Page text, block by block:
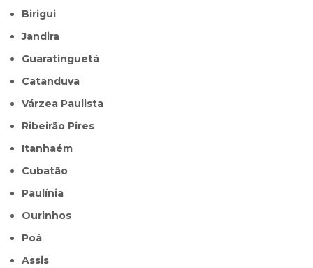
Birigui
Jandira
Guaratinguetá
Catanduva
Várzea Paulista
Ribeirão Pires
Itanhaém
Cubatão
Paulínia
Ourinhos
Poá
Assis